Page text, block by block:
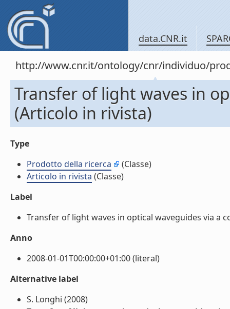
data.CNR.it
http://www.cnr.it/ontology/cnr/individuo/
Transfer of light waves in
(Articolo in rivista)
Type
Prodotto della ricerca
(Classe)
Articolo in rivista (Classe)
Label
Transfer of light waves in optical waveguides via a
Anno
2008-01-01T00:00:00+01:00 (literal)
Alternative label
S. Longhi (2008)